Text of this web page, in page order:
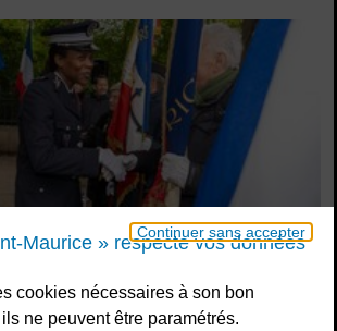
Continuer sans accepter
Maurice » respecte vos données
cookies nécessaires à son bon
ne peuvent être paramétrés.